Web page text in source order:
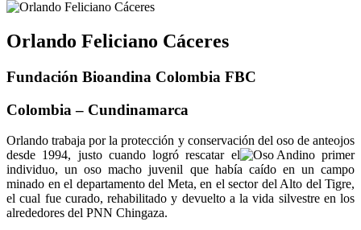
Orlando Feliciano Cáceres
Fundación Bioandina Colombia FBC
Colombia – Cundinamarca
Orlando trabaja por la protección y conservación del oso de anteojos
desde 1994, justo cuando logró rescatar el
primer
individuo, un oso macho juvenil que había caído en un campo
minado en el departamento del Meta, en el sector del Alto del Tigre,
el cual fue curado, rehabilitado y devuelto a la vida silvestre en los
alrededores del PNN Chingaza.